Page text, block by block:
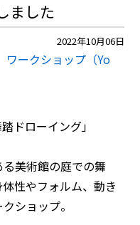
ました
2022年10月06日
ークショップ（Yo
踏ドローイング」
美術館の庭での舞
性やフォルム、動き
ショップ。